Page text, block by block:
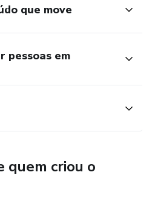
que move
pessoas em
quem criou o